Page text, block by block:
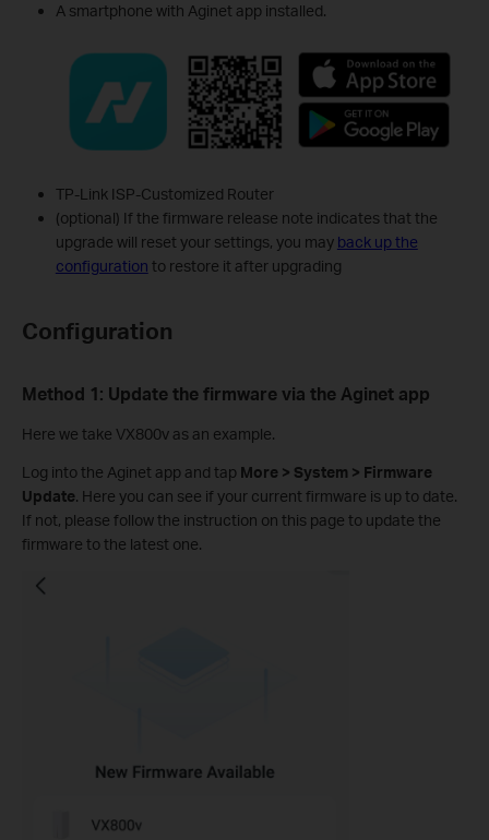
A smartphone with Aginet app installed.
TP-Link ISP-Customized Router
(optional) If the firmware release note indicates that the
upgrade will reset your settings, you may back up the
configuration to restore it after upgrading
Configuration
Method 1: Update the firmware via the Aginet app
Here we take VX800v as an example.
Log into the Aginet app and tap More > System > Firmware
Update. Here you can see if your current firmware is up to date.
If not, please follow the instruction on this page to update the
firmware to the latest one.